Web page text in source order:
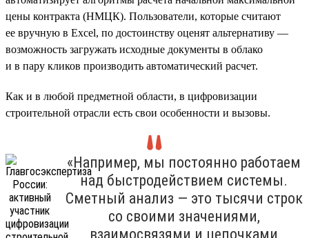
цены контракта (НМЦК). Пользователи, которые считают
ее вручную в Excel, по достоинству оценят альтернативу —
возможность загружать исходные документы в облако
и в пару кликов производить автоматический расчет.
Как и в любой предметной области, в цифровизации
строительной отрасли есть свои особенности и вызовы.
«Например, мы постоянно работаем
над быстродействием системы.
Сметный анализ — это тысячи строк
со своими значениями,
взаимосвязями и цепочками